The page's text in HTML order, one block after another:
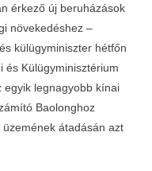
érkező új beruházások
növekedéshez –
külügyminiszter hétfőn
és Külügyminisztérium
egyik legnagyobb kínai
Baolonghoz
átadásán azt